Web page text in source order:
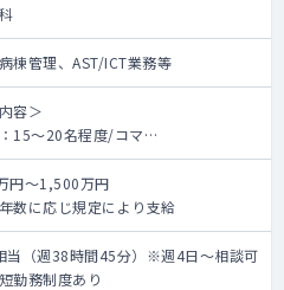
棟管理、AST/ICT業務等
容＞
15～20名程度/コマ
担当数：7名程度/月
患＞
患全般
円～1,500万円
数に応じ規定により支給
当（週38時間45分）※週4日～相談可
勤務制度あり